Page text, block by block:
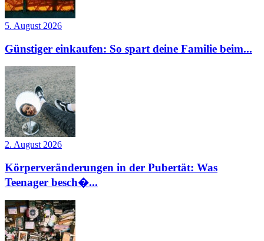
5. August 2026
Günstiger einkaufen: So spart deine Familie beim...
2. August 2026
Körperveränderungen in der Pubertät: Was
Teenager besch�...